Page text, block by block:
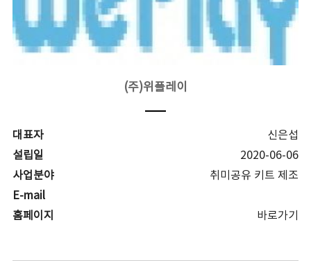
(주)위플레이
대표자
신은섭
설립일
2020-06-06
사업분야
취미공유 키트 제조
E-mail
홈페이지
바로가기